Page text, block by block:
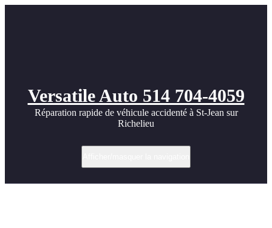
Versatile Auto 514 704-4059
Réparation rapide de véhicule accidenté à St-Jean sur
Richelieu